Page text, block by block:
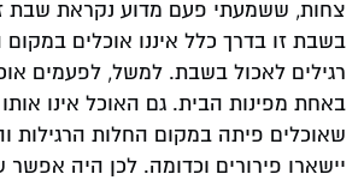
צחות, ששמעתי פעם מדוע נקראת שבת
בשבת זו בדרך כלל איננו אוכלים
רגילים לאכול בשבת. למשל, לפעמים
באחת מפינות הבית. גם האוכל אינו אותו
שאוכלים פיתה במקום החלות הרגילות
יישארו פירורים וכדומה. לכן היה